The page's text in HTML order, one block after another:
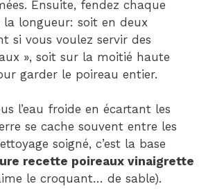
Ensuite, fendez chaque
la longueur: soit en deux
si vous voulez servir des
», soit sur la moitié haute
garder le poireau entier.
l’eau froide en écartant les
se cache souvent entre les
soigné, c’est la base
recette poireaux vinaigrette
le croquant… de sable).